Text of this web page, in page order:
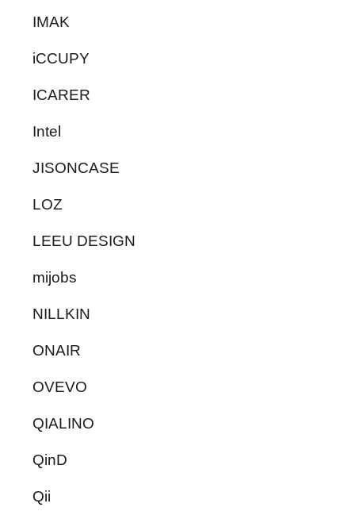
IMAK
iCCUPY
ICARER
Intel
JISONCASE
LOZ
LEEU DESIGN
mijobs
NILLKIN
ONAIR
OVEVO
QIALINO
QinD
Qii